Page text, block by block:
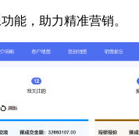
能，助力精准营销。